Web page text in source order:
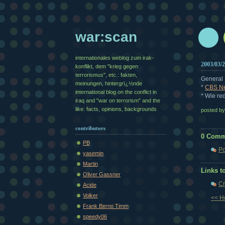
2003/03/
General
* CBS
* Wie
posted
0
Links
<<
war:scan
internationales weblog zum irak-
konflikt, dem "krieg gegen
terrorismus", etc.: fakten,
meinungen, hintergrï¿½nde
international blog on the conflict in
iraq and "war on terrorism" and the
like: facts, opinions, backgrounds
contributors
PB
yasemin
Martin
Oliver Gassner
Acide
Volker
Frank Berno Timm
speedy06